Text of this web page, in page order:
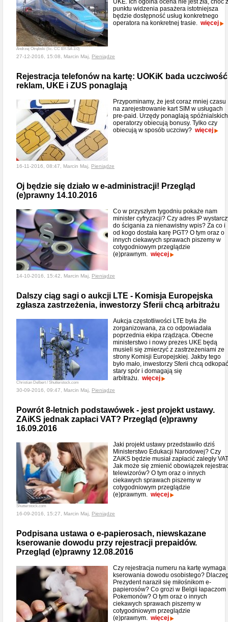
Andrzej Otrębski (lic. CC BY-SA 3.0)
UKE. Ich ogólna ocena nie jest zła, choć z
punktu widzenia pasażera istotniejsza
będzie dostępność usług konkretnego
operatora na konkretnej trasie. więcej
27-12-2016, 15:08, Marcin Maj, Pieniądze
Rejestracja telefonów na kartę: UOKiK bada uczciwość
reklam, UKE i ZUS ponaglają
Przypominamy, że jest coraz mniej czasu
na zarejestrowanie kart SIM w usługach
pre-paid. Urzędy ponaglają
operatorzy obiecują bonusy. Tylko czy
obiecują w sposób uczciwy? więcej
16-11-2016, 08:47, Marcin Maj, Pieniądze
Oj będzie się działo w e-administracji! Przegląd
(e)prawny 14.10.2016
Co w przyszłym tygodniu pokaże nam
minister cyfryzacji? Czy adres IP
do ścigania za nienawistny wpis? Za co i
od kogo dostała karę PGT? O tym oraz o
innych ciekawych sprawach piszemy w
cotygodniowym przeglądzie
(e)prawnym. więcej
14-10-2016, 15:42, Marcin Maj, Pieniądze
Dalszy ciąg sagi o aukcji LTE - Komisja Europejska
zgłasza zastrzeżenia, inwestorzy Sferii chcą arbitrażu
Christian Delbert / Shutterstock.com
Aukcja częstotliwości LTE była źle
zorganizowana, za co odpowiadała
poprzednia ekipa rządząca. Obecne
ministerstwo i nowy prezes UKE będą
musieli się zmierzyć z zastrzeżeniami ze
strony Komisji Europejskiej. Jakby tego
było mało, inwestorzy Sferii chcą odkopać
stary spór i domagają się
arbitrażu. więcej
30-09-2016, 09:47, Marcin Maj, Pieniądze
Powrót 8-letnich podstawówek - jest projekt ustawy.
ZAiKS jednak zapłaci VAT? Przegląd (e)prawny
16.09.2016
Shutterstock.com
Jaki projekt ustawy przedstawiło dziś
Ministerstwo Edukacji Narodowej? Czy
ZAiKS będzie musiał zapłacić zaległy
Jak może się zmienić obowiązek
telewizorów? O tym oraz o innych
ciekawych sprawach piszemy w
cotygodniowym przeglądzie
(e)prawnym. więcej
16-09-2016, 15:27, Marcin Maj, Pieniądze
Podpisana ustawa o e-papierosach, niewskazane
kserowanie dowodu przy rejestracji prepaidów.
Przegląd (e)prawny 12.08.2016
Czy rejestracja numeru na kartę wymaga
kserowania dowodu osobistego?
Prezydent naraził się miłośnikom e-
papierosów? Co grozi w Belgii łapaczom
Pokemonów? O tym oraz o innych
ciekawych sprawach piszemy w
cotygodniowym przeglądzie
(e)prawnym. więcej